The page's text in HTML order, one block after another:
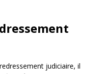
judiciaire, il